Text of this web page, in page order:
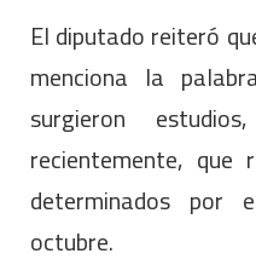
El diputado reiteró
menciona la
surgieron
recientemente, que
determinados por
octubre.